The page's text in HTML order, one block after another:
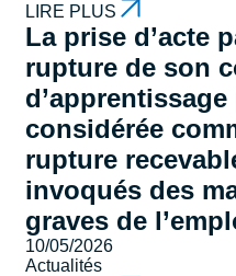
LIRE PLUS
La prise d’acte
rupture de son
considérée
rupture
invoqués des
graves de
10/05/2026
Actualités